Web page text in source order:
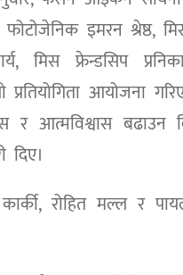
इमरन श्रेष्ठ,
मिस फ्रेन्डसिप
प्रतियोगिता आयोजना
र आत्मविश्वास बढाउन
दिए।
कार्की, रोहित मल्ल